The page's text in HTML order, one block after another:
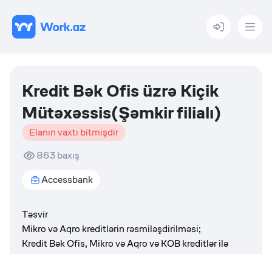
Menu
Kredit Bək Ofis üzrə Kiçik
Mütəxəssis(Şəmkir filialı)
Elanın vaxtı bitmişdir
863baxış
Accessbank
Təsvir
Mikro və Aqro kreditlərin rəsmiləşdirilməsi;
Kredit Bək Ofis, Mikro və Aqro və KOB kreditlər ilə